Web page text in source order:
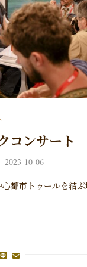
コンサート
2023-10-06
都市トゥールを結